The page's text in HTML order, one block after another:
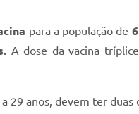
para a população de
A dose da vacina
anos, devem ter duas